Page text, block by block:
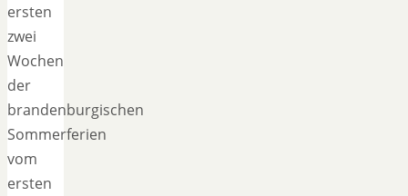
ersten
zwei
Wochen
der
brandenburgischen
Sommerferien
vom
ersten